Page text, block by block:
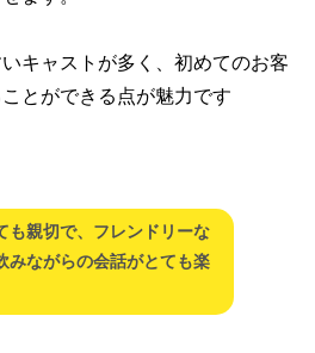
キャストが多く、初めてのお客
とができる点が魅力です
も親切で、フレンドリーな
みながらの会話がとても楽